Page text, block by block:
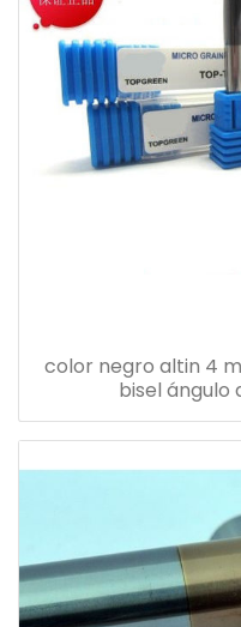
color negro altin 4
bisel ángulo